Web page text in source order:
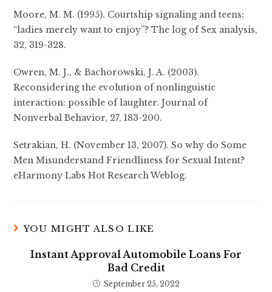
Moore, M. M. (1995). Courtship signaling and teens:
“ladies merely want to enjoy”? The log of Sex analysis,
32, 319-328.
Owren, M. J., & Bachorowski, J. A. (2003).
Reconsidering the evolution of nonlinguistic
interaction: possible of laughter. Journal of
Nonverbal Behavior, 27, 183-200.
Setrakian, H. (November 13, 2007). So why do Some
Men Misunderstand Friendliness for Sexual Intent?
eHarmony Labs Hot Research Weblog.
YOU MIGHT ALSO LIKE
Instant Approval Automobile Loans For
Bad Credit
September 25, 2022